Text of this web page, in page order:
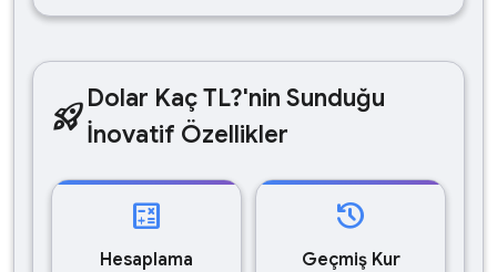
rocket_launchDolar Kaç TL?'nin Sunduğu
İnovatif Özellikler
calculate
Hesaplama
history
Geçmiş Kur